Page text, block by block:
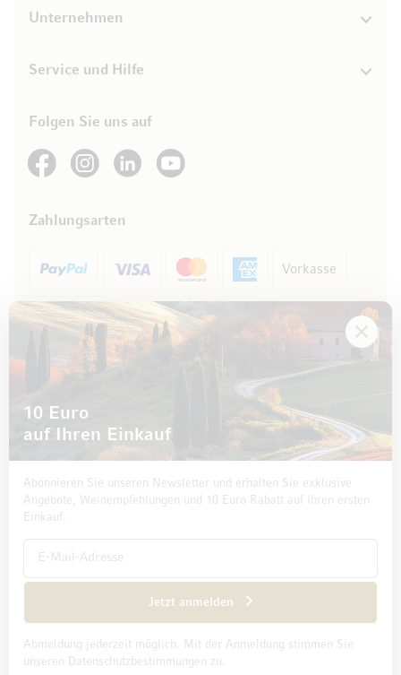
Unternehmen
Service und Hilfe
Folgen Sie uns auf
See our FacebookSee our Instagram account
See our LinkedInSee our YouTube channel
Zahlungsarten
Vorkasse
Rechnung
© 2026 Mövenpick Wein Deutschland GmbH & Co. KG
Datenschutz und Disclaimer
10 Euro
auf Ihren Einkauf
Abonnieren Sie unseren Newsletter und erhalten Sie exklusive
Angebote, Weinempfehlungen und 10 Euro Rabatt auf Ihren ersten
Einkauf.
Jetzt anmelden
Abmeldung jederzeit möglich. Mit der Anmeldung stimmen Sie
unseren Datenschutzbestimmungen zu.